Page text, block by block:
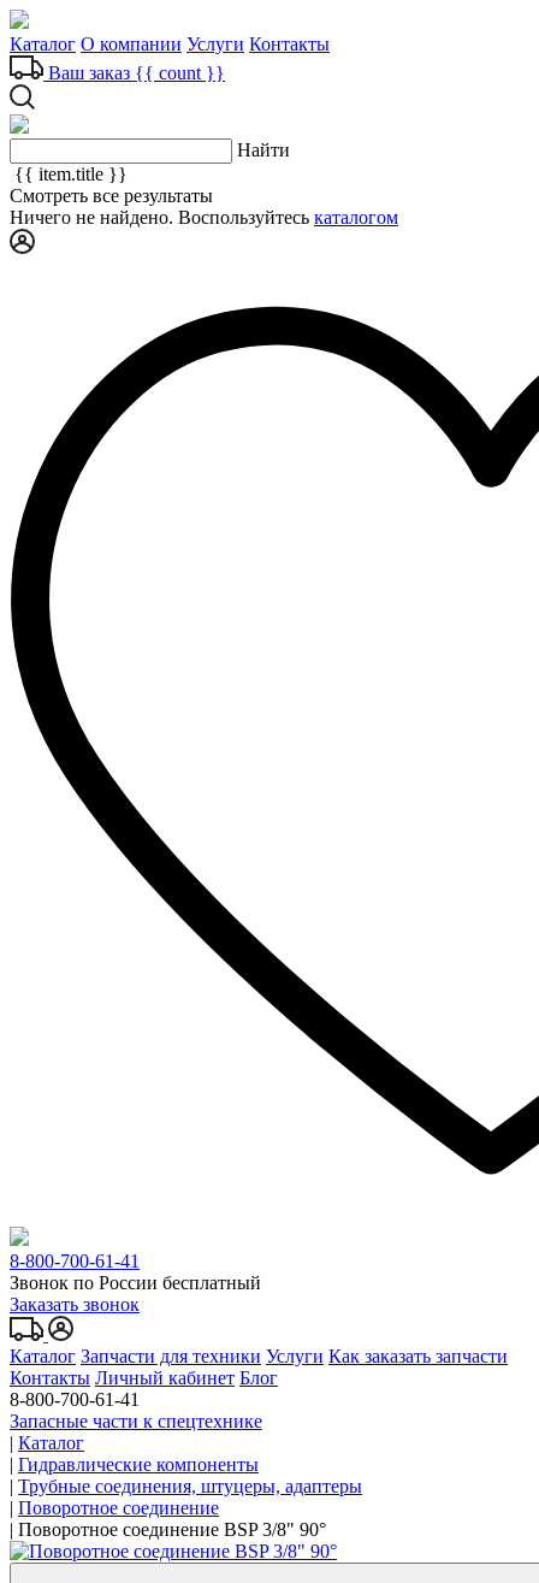
Каталог О компании Услуги Контакты
Ваш заказ {{ count }}
Найти
{{ item.title }}
Смотреть все результаты
Ничего не найдено. Воспользуйтесь каталогом
8-800-700-61-41
Звонок по России бесплатный
Заказать звонок
Каталог Запчасти для техники Услуги Как заказать запчасти
Контакты Личный кабинет Блог
8-800-700-61-41
Запасные части к спецтехнике
| Каталог
| Гидравлические компоненты
| Трубные соединения, штуцеры, адаптеры
| Поворотное соединение
| Поворотное соединение BSP 3/8" 90°